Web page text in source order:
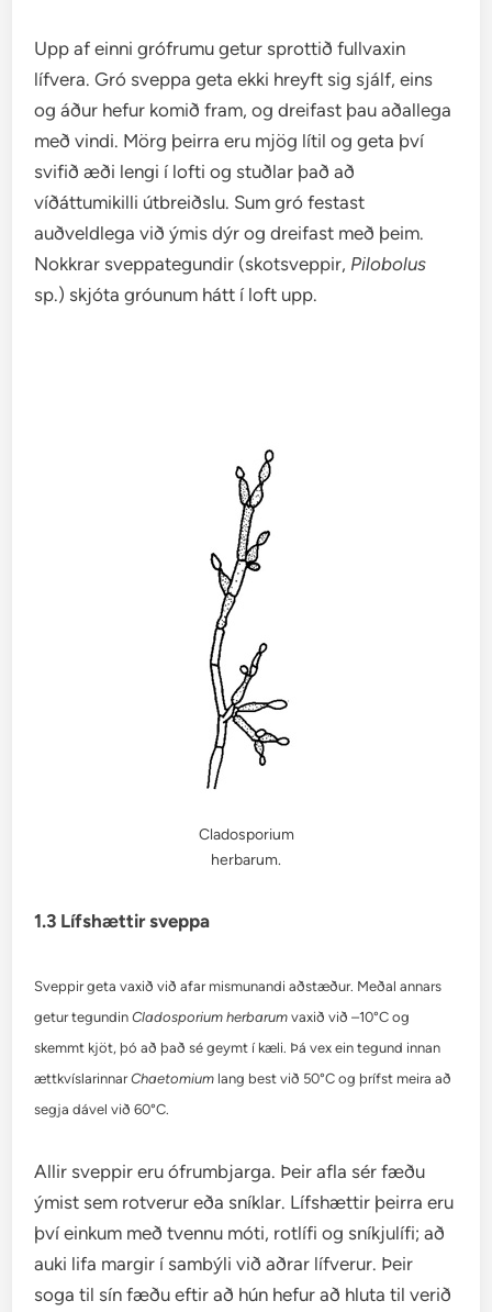
Upp af einni grófrumu getur sprottið fullvaxin
lífvera. Gró sveppa geta ekki hreyft sig sjálf, eins
og áður hefur komið fram, og dreifast þau aðallega
með vindi. Mörg þeirra eru mjög lítil og geta því
svifið æði lengi í lofti og stuðlar það að
víðáttumikilli útbreiðslu. Sum gró festast
auðveldlega við ýmis dýr og dreifast með þeim.
Nokkrar sveppategundir (skotsveppir, Pilobolus
sp.) skjóta gróunum hátt í loft upp.
Cladosporium
herbarum.
1.3 Lífshættir sveppa
Sveppir geta vaxið við afar mismunandi aðstæður. Meðal annars
getur tegundinCladosporium herbarum vaxið við –10°C og
skemmt kjöt, þó að það sé geymt í kæli. Þá vex ein tegund innan
ættkvíslarinnarChaetomium lang best við 50°C og þrífst meira að
segja dável við 60°C.
Allir sveppir eru ófrumbjarga. Þeir afla sér fæðu
ýmist sem rotverur eða sníklar. Lífshættir þeirra eru
því einkum með tvennu móti, rotlífi og sníkjulífi; að
auki lifa margir í sambýli við aðrar lífverur. Þeir
soga til sín fæðu eftir að hún hefur að hluta til verið